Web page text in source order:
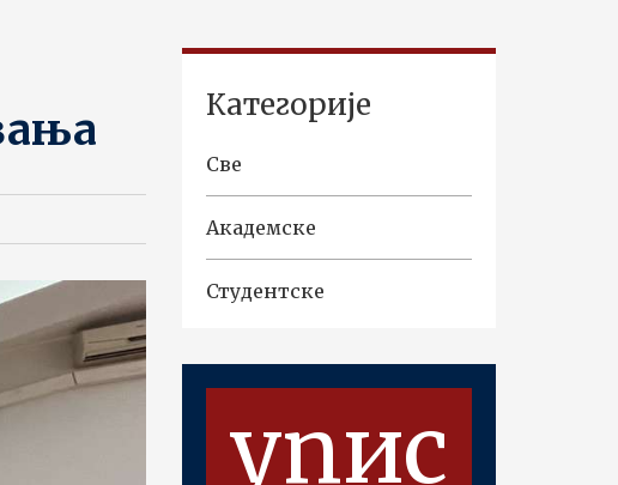
Категорије
Све
Академске
Студентске
упис